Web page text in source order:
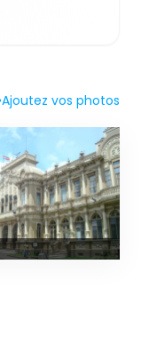
Ajoutez vos photos